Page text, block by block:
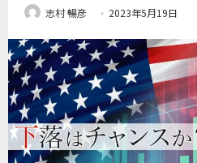
志村 暢彦 2023年5月19日